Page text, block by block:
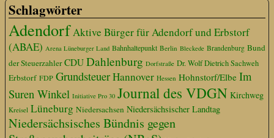
Schlagwörter
AdendorfAktive Bürger für Adendorf und Erbstorf
(ABAE) Arena Lüneburger Land Bahnhaltepunkt Berlin Bleckede Brandenburg Bund
der Steuerzahler CDU Dahlenburg Dorfstraße Dr. Wolf Dietrich Sachweh
Erbstorf FDP GrundsteuerHannover Hessen Hohnstorf/Elbe Im
Suren Winkel Initiative Pro 30 Journal des VDGN Kirchweg
Kreisel Lüneburg Niedersachsen Niedersächsischer Landtag
Niedersächsisches Bündnis gegen